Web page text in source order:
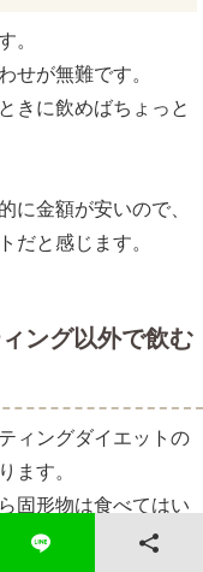
。
せが無難です。
きに飲めばちょっと
に金額が安いので、
だと感じます。
ング以外で飲む
ィングダイエットの
ます。
固形物は食べてはい